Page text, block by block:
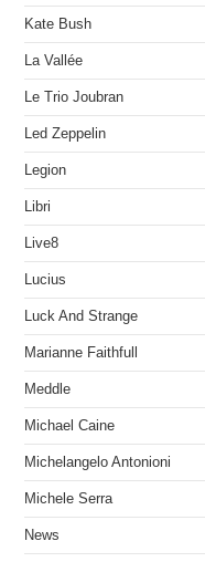
Kate Bush
La Vallée
Le Trio Joubran
Led Zeppelin
Legion
Libri
Live8
Lucius
Luck And Strange
Marianne Faithfull
Meddle
Michael Caine
Michelangelo Antonioni
Michele Serra
News